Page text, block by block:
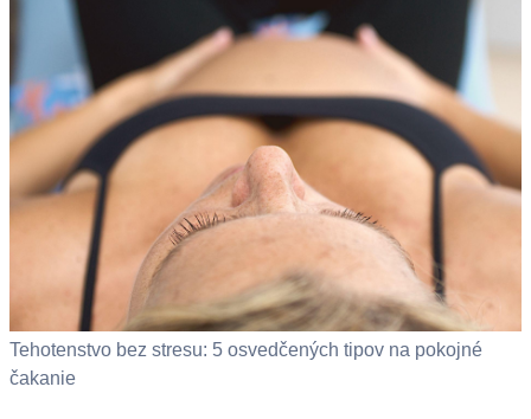
Tehotenstvo bez stresu: 5 osvedčených tipov na pokojné
čakanie